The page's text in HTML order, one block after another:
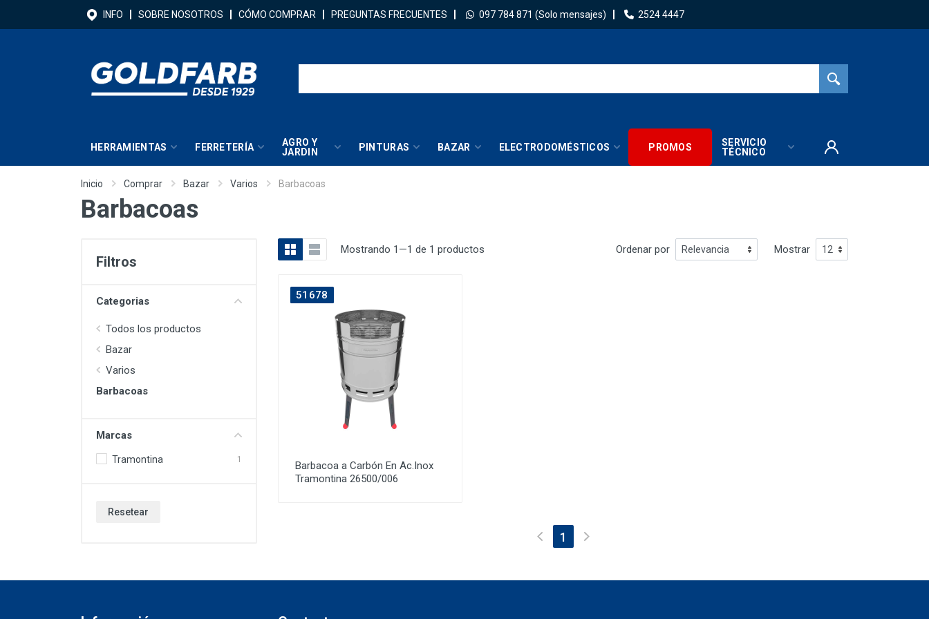
INFO SOBRE NOSOTROS CÓMO COMPRAR PREGUNTAS FRECUENTES 097 784 871 (Solo mensajes) 2524 4447
HERRAMIENTAS FERRETERÍA
AGRO Y
JARDIN
PINTURAS BAZAR ELECTRODOMÉSTICOS PROMOS
SERVICIO
TÉCNICO
Inicio Comprar Bazar Varios Barbacoas
Barbacoas
Filtros
Categorias
Todos los productos
Bazar
Varios
Barbacoas
Marcas
Tramontina 1
Resetear
Mostrando 1—1 de 1 productos Ordenar por Mostrar
51678
Barbacoa a Carbón En Ac.Inox
Tramontina 26500/006
1 (current)